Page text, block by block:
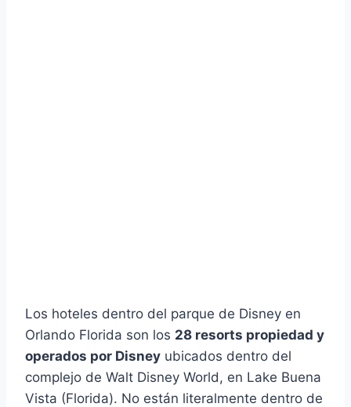
Los hoteles dentro del parque de Disney en
Orlando Florida son los 28 resorts propiedad y
operados por Disney ubicados dentro del
complejo de Walt Disney World, en Lake Buena
Vista (Florida). No están literalmente dentro de